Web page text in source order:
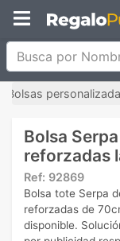
Busca por
Bolsas
Bolsa
reforzadas
Ref: 92869
Bolsa tote Serpa
reforzadas de
disponible.